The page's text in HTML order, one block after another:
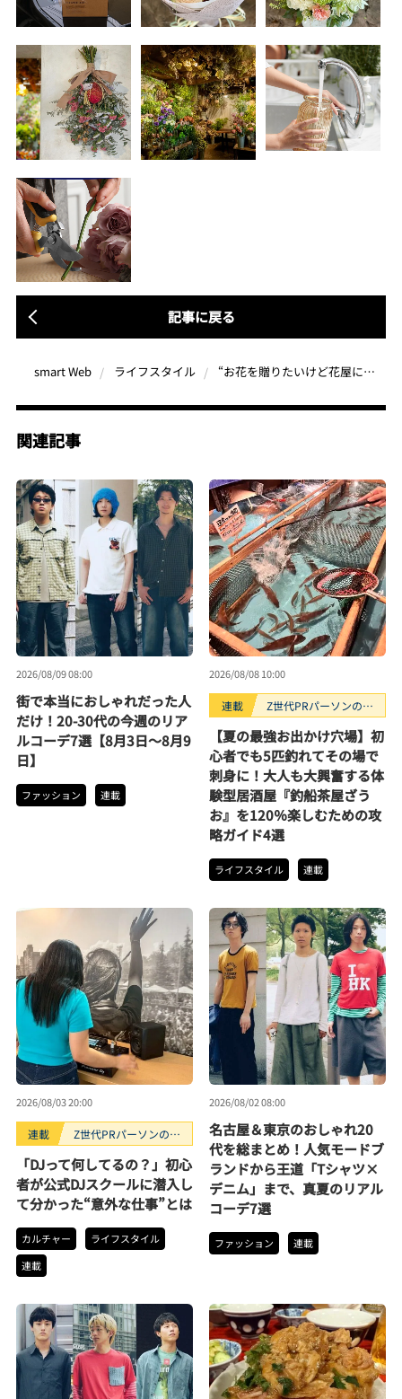
記事に戻る
smart Web ライフスタイル “お花を贈りたいけど花屋に行くのは照れくさい”あなたに教える、お洒落なフラワーギフトショップ3選【Z世代女子が伝授！】
関連記事
2026/08/09 08:00
街で本当におしゃれだった人
だけ！20-30代の今週のリア
ルコーデ7選【8月3日〜8月9
日】
ファッション 連載
2026/08/08 10:00
連載
Z世代PRパーソンのキ
【夏の最強お出かけ穴場】初
心者でも5匹釣れてその場で
刺身に！大人も大興奮する体
験型居酒屋『釣船茶屋ざう
お』を120％楽しむための攻
略ガイド4選
ライフスタイル 連載
2026/08/03 20:00
連載
Z世代PRパーソンのキ
「DJって何してるの？」初心
者が公式DJスクールに潜入し
て分かった“意外な仕事”とは
カルチャー
ライフスタイル
連載
2026/08/02 08:00
名古屋＆東京のおしゃれ20
代を総まとめ！人気モードブ
ランドから王道「Tシャツ×
デニム」まで、真夏のリアル
コーデ7選
ファッション 連載